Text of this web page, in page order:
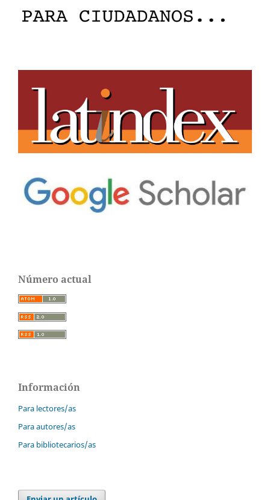
Número actual
Información
Para lectores/as
Para autores/as
Para bibliotecarios/as